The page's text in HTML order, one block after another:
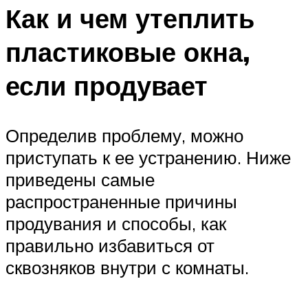
Как и чем утеплить
пластиковые окна,
если продувает
Определив проблему, можно
приступать к ее устранению. Ниже
приведены самые
распространенные причины
продувания и способы, как
правильно избавиться от
сквозняков внутри с комнаты.